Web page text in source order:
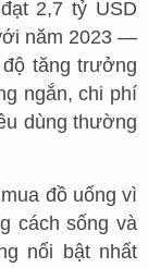
2,7 tỷ USD
năm 2023 —
tăng trưởng
ngắn, chi phí
dùng thường
đồ uống vì
cách sống và
nổi bật nhất